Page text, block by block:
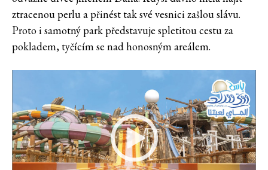
ztracenou perlu a přinést tak své vesnici zašlou slávu.
Proto i samotný park představuje spletitou cestu za
pokladem, tyčícím se nad honosným areálem.